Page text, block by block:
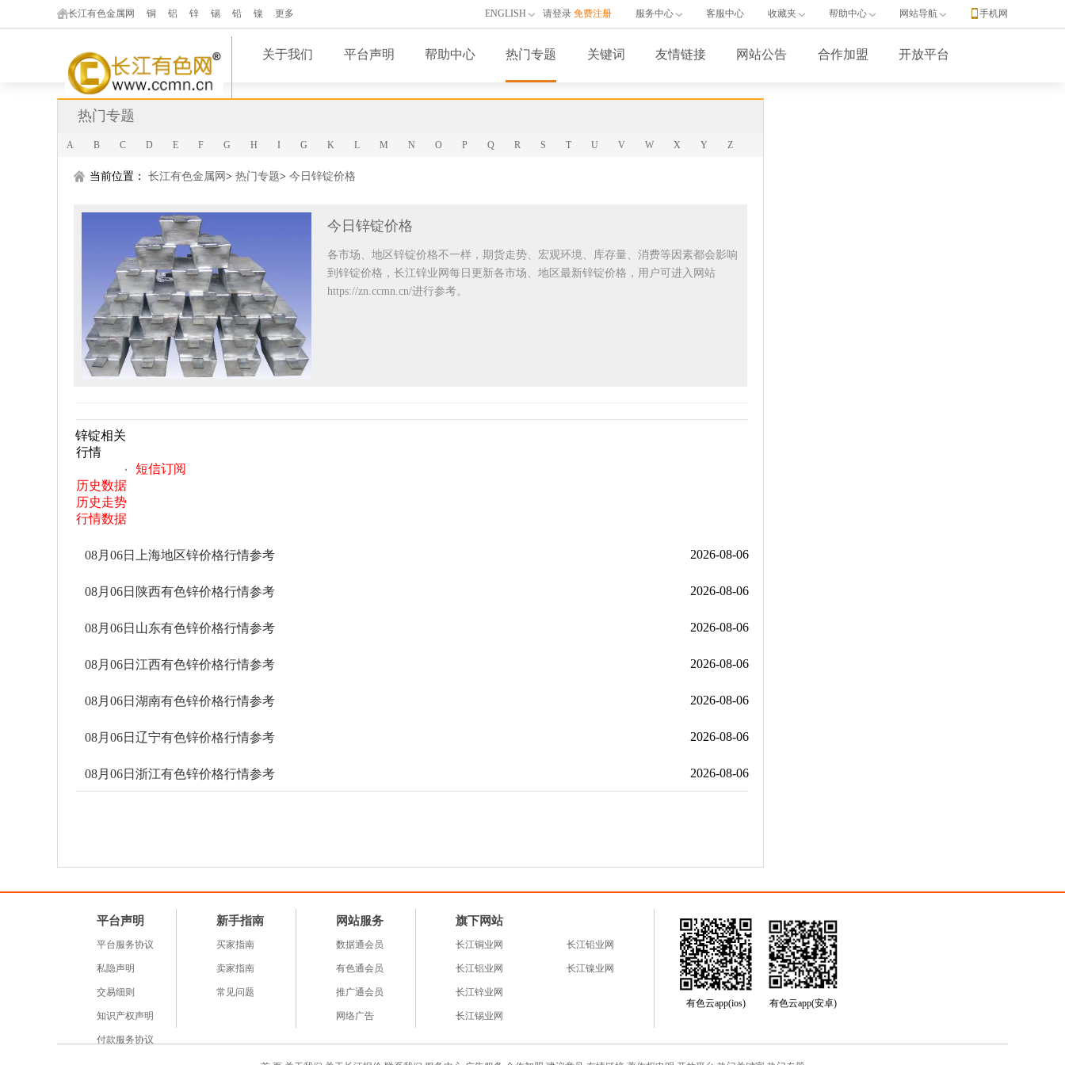
长江有色金属网 铜 铝 锌 锡 铅 镍 更多 ENGLISH 请登录 免费注册 服务中心 客服中心 收藏夹 帮助中心 网站导航 手机网
关于我们 平台声明 帮助中心 热门专题 关键词 友情链接 网站公告 合作加盟 开放平台
热门专题
A B C D E F G H I G K L M N O P Q R S T U V W X Y Z
当前位置： 长江有色金属网 > 热门专题> 今日锌锭价格
今日锌锭价格
各市场、地区锌锭价格不一样，期货走势、宏观环境、库存量、消费等因素都会影响
到锌锭价格，长江锌业网每日更新各市场、地区最新锌锭价格，用户可进入网站
https://zn.ccmn.cn/进行参考。
锌锭相关
行情
短信订阅
历史数据
历史走势
行情数据
08月06日上海地区锌价格行情参考 2026-08-06
08月06日陕西有色锌价格行情参考 2026-08-06
08月06日山东有色锌价格行情参考 2026-08-06
08月06日江西有色锌价格行情参考 2026-08-06
08月06日湖南有色锌价格行情参考 2026-08-06
08月06日辽宁有色锌价格行情参考 2026-08-06
08月06日浙江有色锌价格行情参考 2026-08-06
平台声明
平台服务协议
私隐声明
交易细则
知识产权声明
付款服务协议
新手指南
买家指南
卖家指南
常见问题
网站服务
数据通会员
有色通会员
推广通会员
网络广告
旗下网站
长江铜业网
长江铝业网
长江锌业网
长江锡业网
长江铅业网
长江镍业网
有色云app(ios) 有色云app(安卓)